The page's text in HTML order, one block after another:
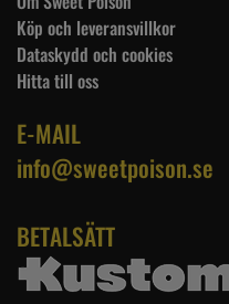
Köp och leveransvillkor
Dataskydd och cookies
Hitta till oss
E-MAIL
info@sweetpoison.se
BETALSÄTT